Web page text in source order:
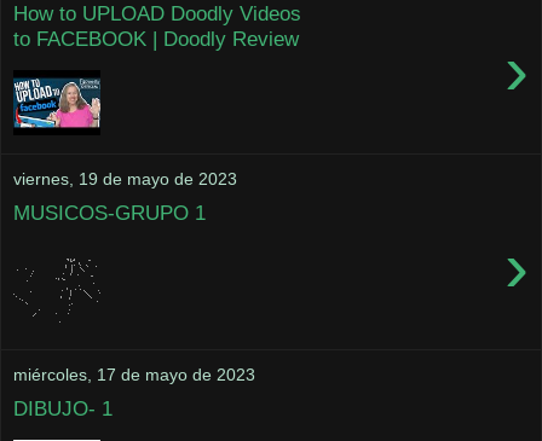
How to UPLOAD Doodly Videos
to FACEBOOK | Doodly Review
›
viernes, 19 de mayo de 2023
MUSICOS-GRUPO 1
›
miércoles, 17 de mayo de 2023
DIBUJO- 1